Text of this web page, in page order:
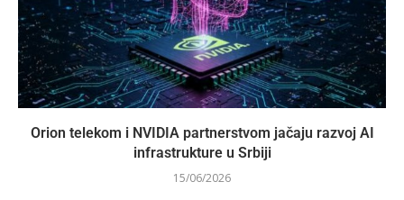
Orion telekom i NVIDIA partnerstvom jačaju razvoj AI
infrastrukture u Srbiji
15/06/2026